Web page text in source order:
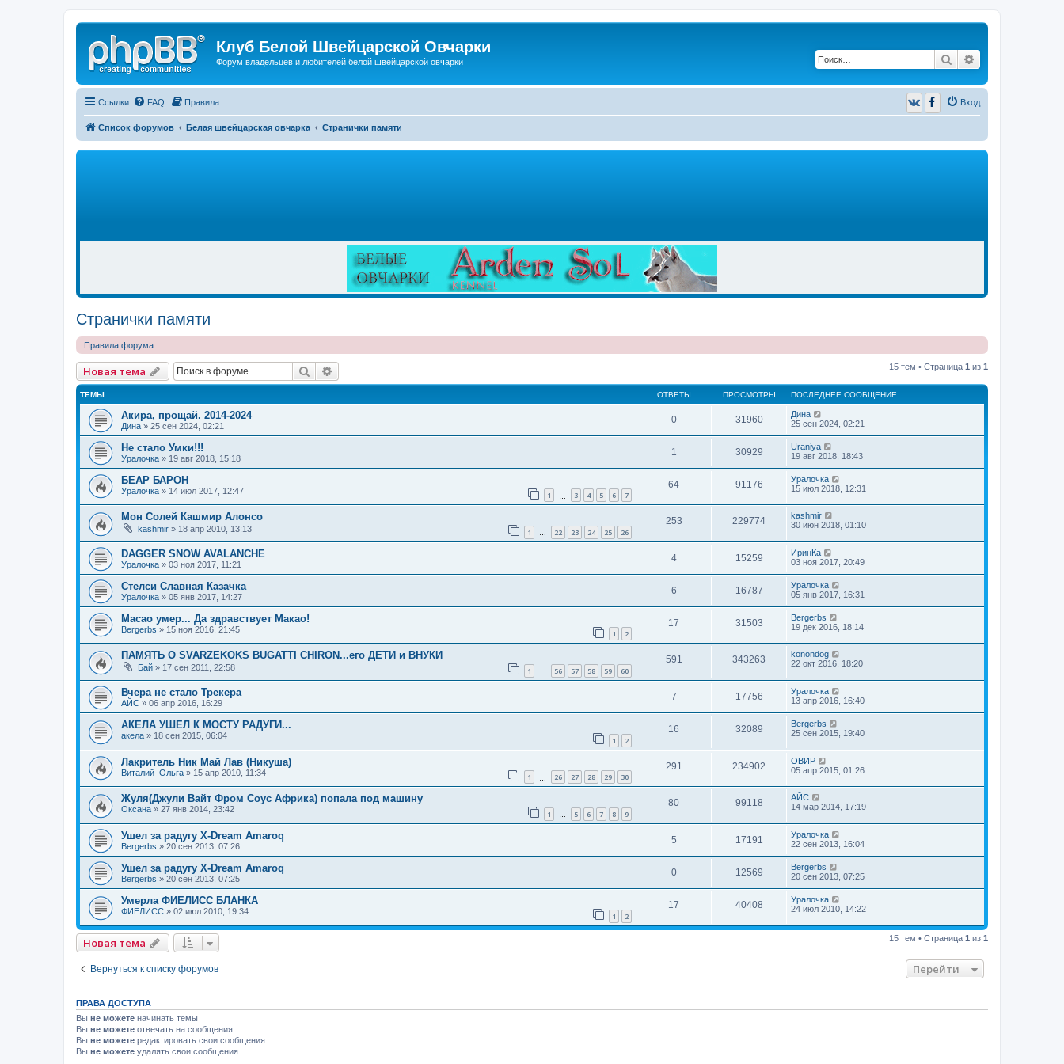
Клуб Белой Швейцарской Овчарки
Форум владельцев и любителей белой швейцарской овчарки Поиск
Ссылки FAQ Правила Вход
Список форумов Белая швейцарская овчарка Странички памяти
Странички памяти
Правила форума
Новая тема Поиск 15 тем • Страница 1 из 1
ТЕМЫ ОТВЕТЫ ПРОСМОТРЫ ПОСЛЕДНЕЕ СООБЩЕНИЕ
Акира, прощай. 2014-2024
Дина » 25 сен 2024, 02:21
0 31960
Дина
25 сен 2024, 02:21
Не стало Умки!!!
Уралочка » 19 авг 2018, 15:18
1 30929
Uraniya
19 авг 2018, 18:43
БЕАР БАРОН
Уралочка » 14 июл 2017, 12:47 1 3 4 5 6 7
64 91176
Уралочка
15 июл 2018, 12:31
Мон Солей Кашмир Алонсо
kashmir » 18 апр 2010, 13:13 1 … 22 23 24 25 26
253 229774
kashmir
30 июн 2018, 01:10
DAGGER SNOW AVALANCHE
Уралочка » 03 ноя 2017, 11:21
4 15259
ИринКа
03 ноя 2017, 20:49
Стелси Славная Казачка
Уралочка » 05 янв 2017, 14:27
6 16787
Уралочка
05 янв 2017, 16:31
Macao умер... Да здравствует Макао!
Bergerbs » 15 ноя 2016, 21:45 1 2
17 31503
Bergerbs
19 дек 2016, 18:14
ПАМЯТЬ О SVARZEKOKS BUGATTI CHIRON...его ДЕТИ и ВНУКИ
Бай » 17 сен 2011, 22:58 1 56 57 58 59 60
591 343263
konondog
22 окт 2016, 18:20
Вчера не стало Трекера
АЙС » 06 апр 2016, 16:29
7 17756
Уралочка
13 апр 2016, 16:40
АКЕЛА УШЕЛ К МОСТУ РАДУГИ...
акела » 18 сен 2015, 06:04 1 2
16 32089
Bergerbs
25 сен 2015, 19:40
Лакритель Ник Май Лав (Никуша)
Виталий_Ольга » 15 апр 2010, 11:34 1 26 27 28 29 30
291 234902
ОВИР
05 апр 2015, 01:26
Жуля(Джули Вайт Фром Соус Африка) попала под машину
Оксана » 27 янв 2014, 23:42 1 … 5 6 7 8 9
80 99118
АЙС
14 мар 2014, 17:19
Ушел за радугу X-Dream Amaroq
Bergerbs » 20 сен 2013, 07:26
5 17191
Уралочка
22 сен 2013, 16:04
Ушел за радугу X-Dream Amaroq
Bergerbs » 20 сен 2013, 07:25
0 12569
Bergerbs
20 сен 2013, 07:25
Умерла ФИЕЛИСС БЛАНКА
ФИЕЛИСС » 02 июл 2010, 19:34 1 2
17 40408
Уралочка
24 июл 2010, 14:22
Новая тема 15 тем • Страница 1 из 1
Вернуться к списку форумов Перейти
ПРАВА ДОСТУПА
Вы не можете начинать темы
Вы не можете отвечать на сообщения
Вы не можете редактировать свои сообщения
Вы не можете удалять свои сообщения